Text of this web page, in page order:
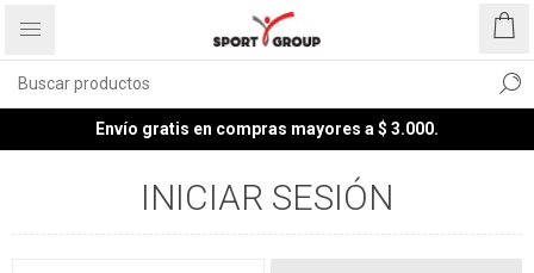
Envío gratis en compras mayores a $ 3.000.
INICIAR SESIÓN